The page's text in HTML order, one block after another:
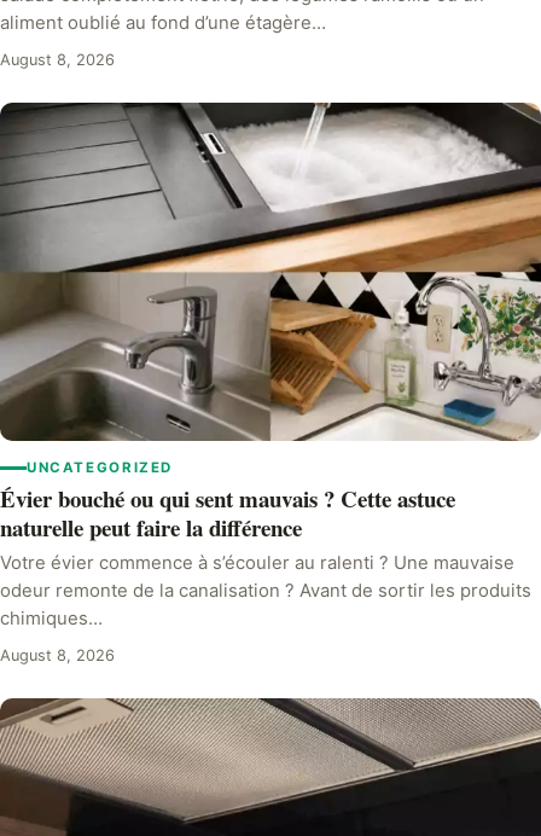
aliment oublié au fond d’une étagère…
August 8, 2026
UNCATEGORIZED
Évier bouché ou qui sent mauvais ? Cette astuce
naturelle peut faire la différence
Votre évier commence à s’écouler au ralenti ? Une mauvaise
odeur remonte de la canalisation ? Avant de sortir les produits
chimiques…
August 8, 2026